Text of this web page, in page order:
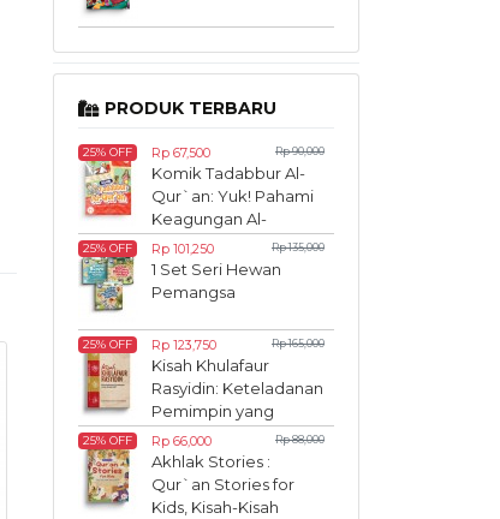
PRODUK TERBARU
25% OFF Rp 67,500 Rp 90,000
Komik Tadabbur Al-
Qur`an: Yuk! Pahami
Keagungan Al-
Qur`an Sedari Kecil
25% OFF Rp 101,250 Rp 135,000
1 Set Seri Hewan
Pemangsa
25% OFF Rp 123,750 Rp 165,000
Kisah Khulafaur
Rasyidin: Keteladanan
Pemimpin yang
Inspiratif
25% OFF Rp 66,000 Rp 88,000
Akhlak Stories :
Qur`an Stories for
Kids, Kisah-Kisah